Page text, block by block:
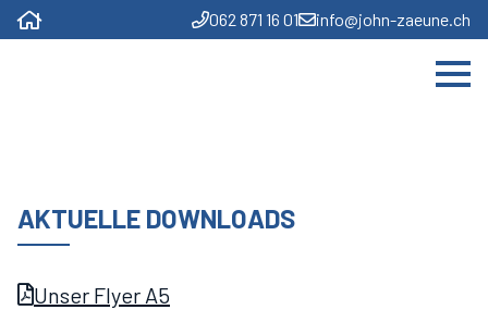
062 871 16 01 info@john-zaeune.ch
AKTUELLE DOWNLOADS
Unser Flyer A5